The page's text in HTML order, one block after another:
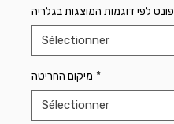
פונט לפי דוגמות המוצגות בגלריה
מיקום החריטה *